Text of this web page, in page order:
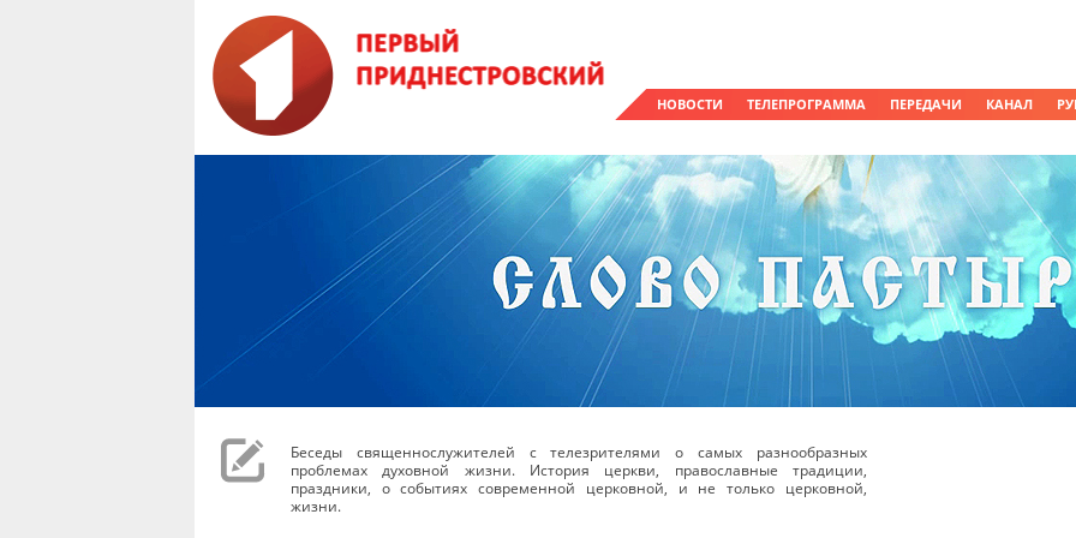
НОВОСТИ ТЕЛЕПРОГРАММА ПЕРЕДАЧИ КАНАЛ
Беседы священнослужителей с телезрителями о самых разнообразных
проблемах духовной жизни. История церкви, православные традиции,
праздники, о событиях современной церковной, и не только церковной,
жизни.